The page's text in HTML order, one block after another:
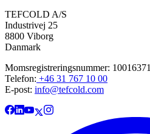
TEFCOLD A/S
Industrivej 25
8800 Viborg
Danmark
Momsregistreringsnummer: 10016371
Telefon: +46 31 767 10 00
E-post: info@tefcold.com